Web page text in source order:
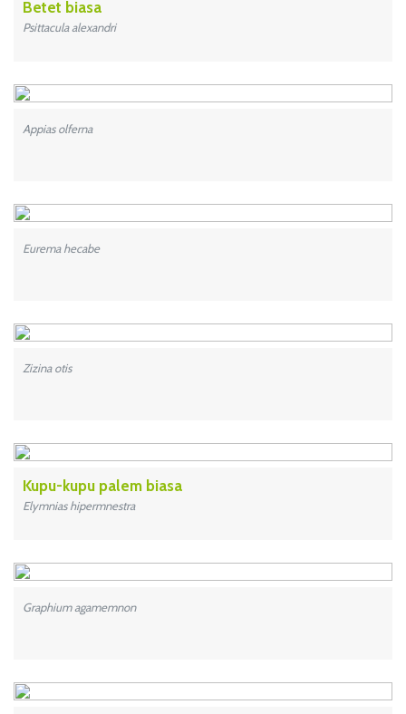
Betet biasa
Psittacula alexandri
Appias olferna
Eurema hecabe
Zizina otis
Kupu-kupu palem biasa
Elymnias hipermnestra
Graphium agamemnon